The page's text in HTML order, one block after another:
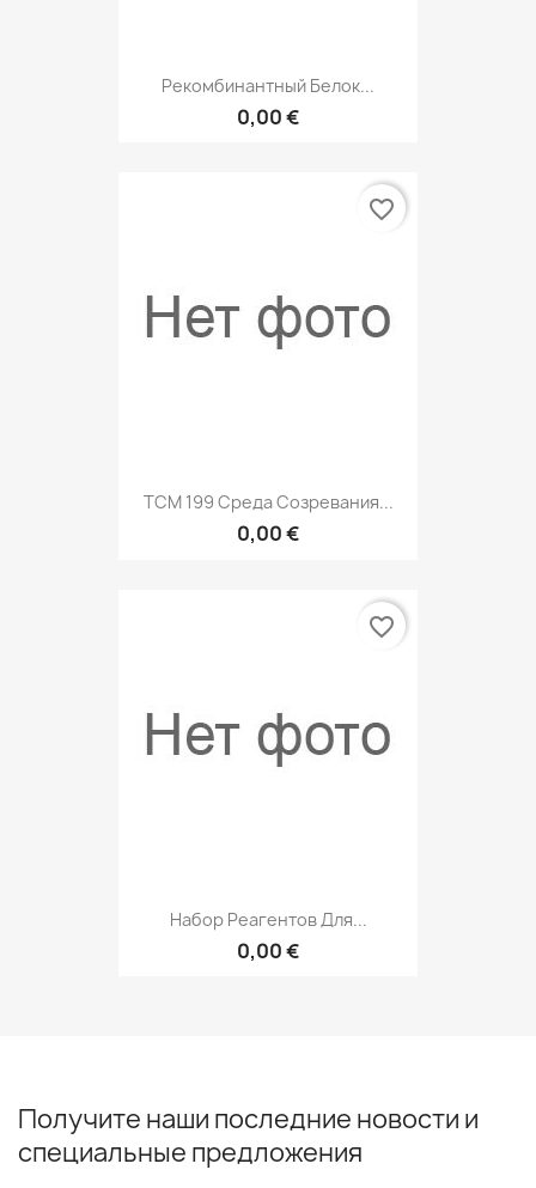
Рекомбинантный Белок...
0,00 €
TCM 199 Среда Созревания...
0,00 €
favorite_border
Набор Реагентов Для...
0,00 €
favorite_border
Получите наши последние новости и
специальные предложения